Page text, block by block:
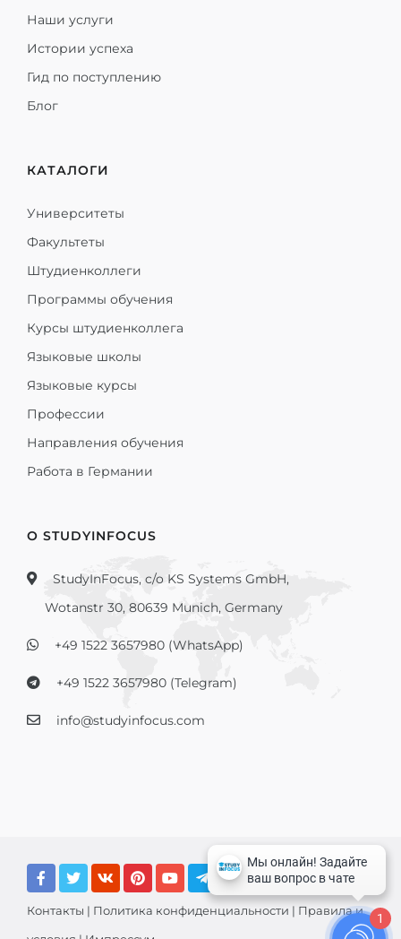
Наши услуги
Истории успеха
Гид по поступлению
Блог
КАТАЛОГИ
Университеты
Факультеты
Штудиенколлеги
Программы обучения
Курсы штудиенколлега
Языковые школы
Языковые курсы
Профессии
Направления обучения
Работа в Германии
О STUDYINFOCUS
StudyInFocus, c/o KS Systems GmbH,
Wotanstr 30, 80639 Munich, Germany
+49 1522 3657980 (WhatsApp)
+49 1522 3657980 (Telegram)
info@studyinfocus.com
Контакты | Политика конфиденциальности | Правила и
1